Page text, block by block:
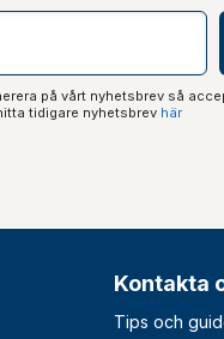
på vårt nyhetsbrev så
hitta tidigare nyhetsbrev här
Kontakta
Tips och